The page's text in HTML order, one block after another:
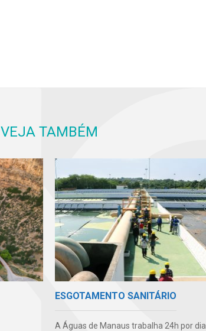
VEJA TAMBÉM
ESGOTAMENTO SANITÁRIO
A Águas de Manaus trabalha 24h por dia